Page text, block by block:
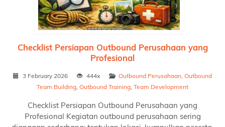
Checklist Persiapan Outbound Perusahaan yang
Profesional
3 February 2026 444x Outbound Perusahaan, Outbound
Team Building, Outbound Training, Team Development
Checklist Persiapan Outbound Perusahaan yang
Profesional Kegiatan outbound perusahaan sering